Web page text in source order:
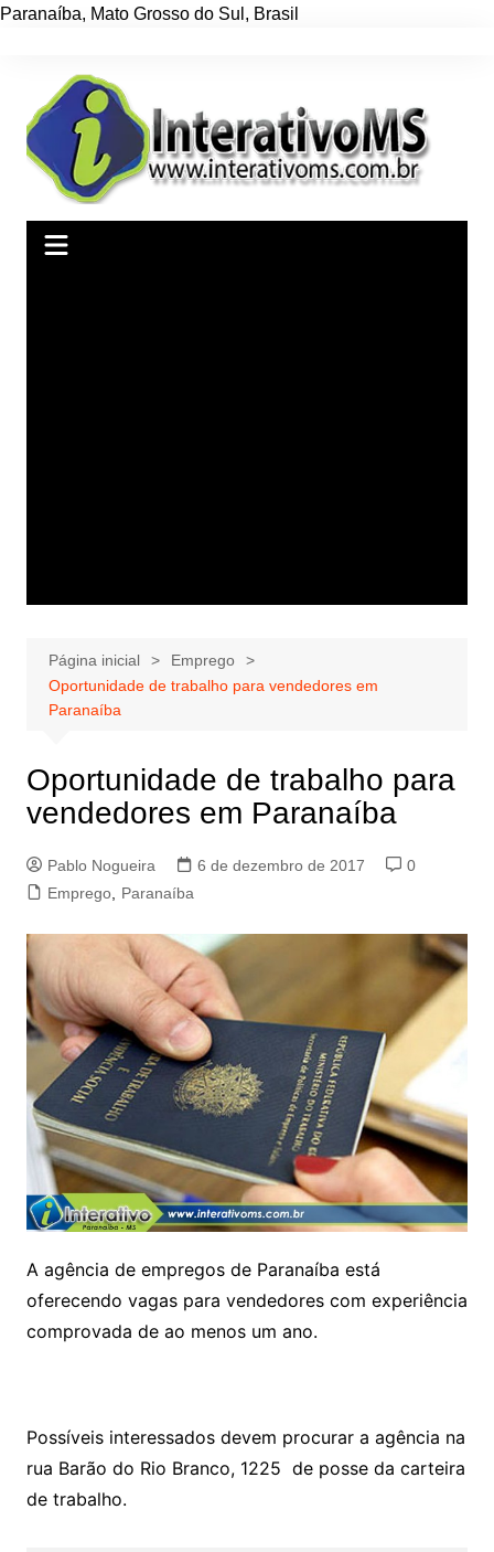
Paranaíba, Mato Grosso do Sul , Brasil
conteúdo
Página inicial
Emprego
Oportunidade de trabalho para vendedores em
Paranaíba
Oportunidade de trabalho para
vendedores em Paranaíba
Pablo Nogueira 6 de dezembro de 2017
0
Emprego, Paranaíba
A agência de empregos de Paranaíba está
oferecendo vagas para vendedores com experiência
comprovada de ao menos um ano.
Possíveis interessados devem procurar a agência na
rua Barão do Rio Branco, 1225 de posse da carteira
de trabalho.